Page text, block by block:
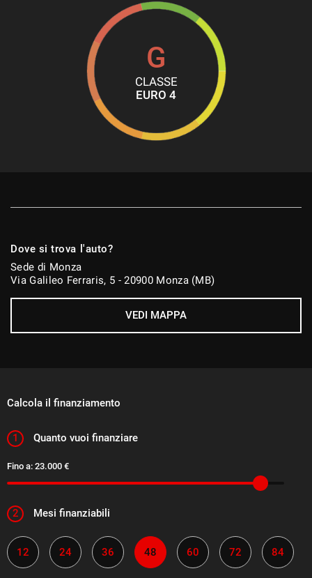
G
CLASSE
EURO 4
Dove si trova l'auto?
Sede di Monza
Via Galileo Ferraris, 5 - 20900 Monza (MB)
VEDI MAPPA
Calcola il finanziamento
1 Quanto vuoi finanziare
Fino a: 23.000 €
2 Mesi finanziabili
12 24 36 48 60 72 84